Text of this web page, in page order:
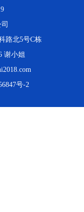
路北5号C栋
谢小姐
号-2